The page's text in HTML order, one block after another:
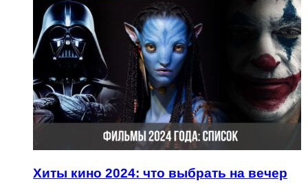
Хиты кино 2024: что выбрать на вечер